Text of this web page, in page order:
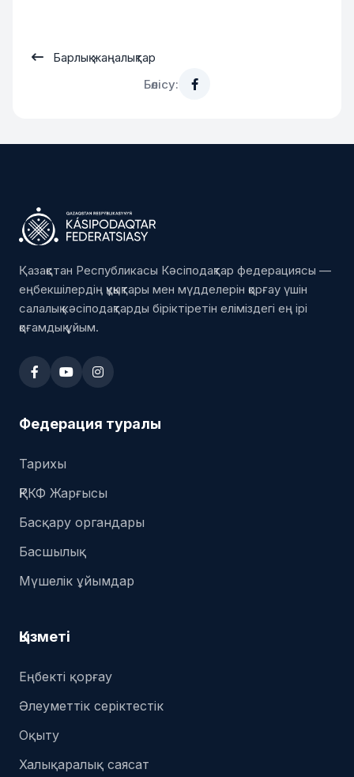
Барлық жаңалықтар
Бөлісу:
Қазақстан Республикасы Кәсіподақтар федерациясы —
еңбекшілердің құқықтары мен мүдделерін қорғау үшін
салалық кәсіподақтарды біріктіретін еліміздегі ең ірі
қоғамдық ұйым.
Федерация туралы
Тарихы
ҚРКФ Жарғысы
Басқару органдары
Басшылық
Мүшелік ұйымдар
Қызметі
Еңбекті қорғау
Әлеуметтік серіктестік
Оқыту
Халықаралық саясат